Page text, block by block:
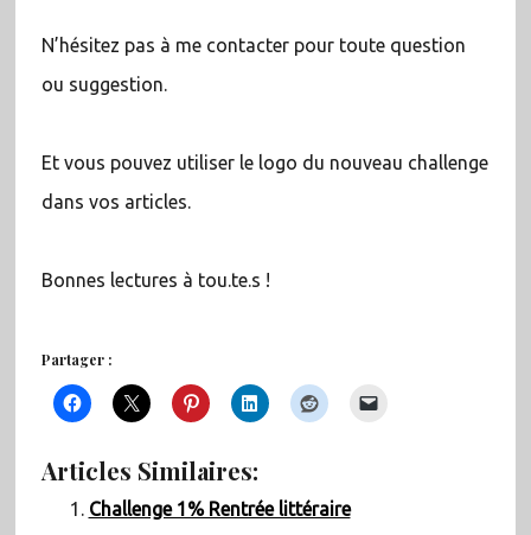
N’hésitez pas à me contacter pour toute question
ou suggestion.
Et vous pouvez utiliser le logo du nouveau challenge
dans vos articles.
Bonnes lectures à tou.te.s !
Partager :
Articles Similaires:
Challenge 1% Rentrée littéraire